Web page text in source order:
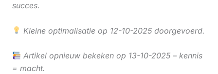
succes.
Kleine optimalisatie op 12-10-2025 doorgevoerd.
Artikel opnieuw bekeken op 13-10-2025 – kennis
= macht.